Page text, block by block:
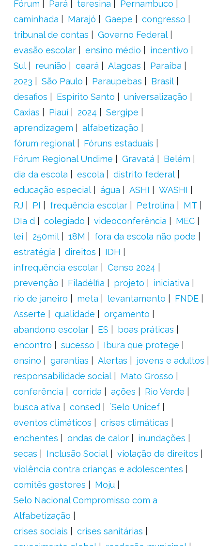
Fórum Pará teresina
Pernambuco
caminhada
Marajó Gaepe
congresso
tribunal de contas
Governo Federal
evasão escolar
ensino médio
incentivo
Sul
reunião ceará Alagoas
Paraíba
2023
São Paulo Paraupebas
Brasil
desafios
Espírito Santo
universalização
Caxias
Piauí 2024
Sergipe
aprendizagem
alfabetização
fórum regional
Fóruns estaduais
Fórum Regional Undime
Gravatá
Belém
dia da escola
escola
distrito federal
educação especial
água ASHI
WASHI
RJ
PI frequência escolar Petrolina
MT
DIa d
colegiado videoconferência
MEC
lei
250mil 18M
fora da escola não pode
estratégia
direitos
IDH
infrequência escolar
Censo 2024
prevenção
Filadélfia projeto
iniciativa
rio de janeiro
meta levantamento
FNDE
Asserte
qualidade
orçamento
abandono escolar
ES
boas práticas
encontro
sucesso
Ibura que protege
ensino
garantias Alertas
jovens e adultos
responsabilidade social
Mato Grosso
conferência
corrida ações
Rio Verde
busca ativa
consed
´Selo Unicef
eventos climáticos
crises climáticas
enchentes
ondas de calor
inundações
secas
Inclusão Social
violação de direitos
violência contra crianças e adolescentes
comitês gestores
Moju
Selo Nacional Compromisso com a
Alfabetização
crises sociais
crises sanitárias